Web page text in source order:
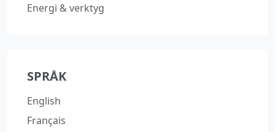
Energi & verktyg
SPRÅK
English
Français